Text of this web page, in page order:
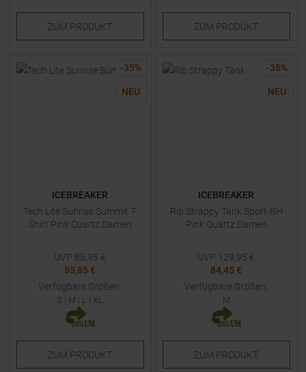
ZUM PRODUKT ZUM PRODUKT
-35%
NEU
ICEBREAKER
Tech Lite Sunrise Summit T-
Shirt Pink Quartz Damen
UVP 85,95 €
55,85 €
Verfügbare Größen:
S | M | L | XL
ZUM PRODUKT
-35%
NEU
ICEBREAKER
Rib Strappy Tank Sport-BH
Pink Quartz Damen
UVP 129,95 €
84,45 €
Verfügbare Größen:
M
ZUM PRODUKT